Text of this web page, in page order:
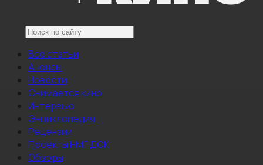
Все статьи
Анонсы
Новости
Снимается кино
Интервью
Энциклопедия
Рецензии
Проекты НМГ ДОК
Обзоры